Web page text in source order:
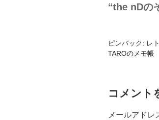
“the nDの
ピンバック: レ
TAROのメモ帳
コメント
メールアドレ